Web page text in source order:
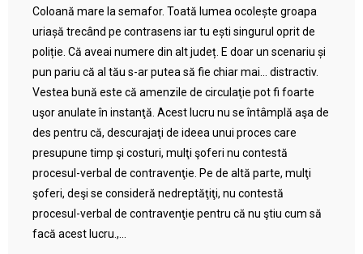
Coloană mare la semafor. Toată lumea ocolește groapa
uriașă trecând pe contrasens iar tu ești singurul oprit de
poliție. Că aveai numere din alt județ. E doar un scenariu și
pun pariu că al tău s-ar putea să fie chiar mai… distractiv.
Vestea bună este că amenzile de circulaţie pot fi foarte
uşor anulate în instanţă. Acest lucru nu se întâmplă aşa de
des pentru că, descurajaţi de ideea unui proces care
presupune timp şi costuri, mulţi şoferi nu contestă
procesul-verbal de contravenţie. Pe de altă parte, mulţi
şoferi, deşi se consideră nedreptăţiţi, nu contestă
procesul-verbal de contravenţie pentru că nu ştiu cum să
facă acest lucru.,...